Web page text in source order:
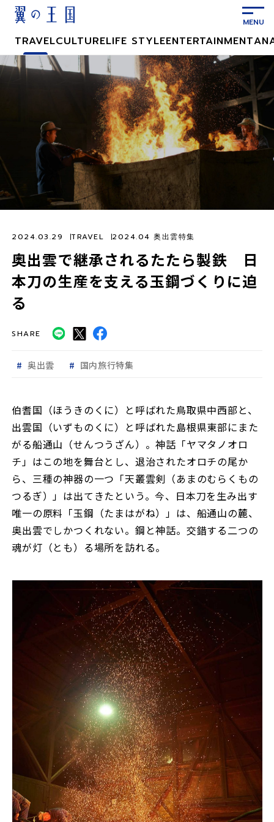
ン
キ
ッ
TRAVELCULTURELIFE STYLEENTERTAINMENT
奥出雲で継承されるたたら製鉄 日
本刀の生産を支える玉鋼づくりに迫
る
2024.03.29 TRAVEL 2024.04 奥出雲特集
SHARE
奥出雲 国内旅行特集
伯耆国（ほうきのくに）と呼ばれた鳥取県中西部と、
出雲国（いずものくに）と呼ばれた島根県東部にまた
がる船通山（せんつうざん）。神話「ヤマタノオロ
チ」はこの地を舞台とし、退治されたオロチの尾か
ら、三種の神器の一つ「天叢雲剣（あまのむらくもの
つるぎ）」は出てきたという。今、日本刀を生み出す
唯一の原料「玉鋼（たまはがね）」は、船通山の麓、
奥出雲でしかつくれない。鋼と神話。交錯する二つの
魂が灯（とも）る場所を訪れる。